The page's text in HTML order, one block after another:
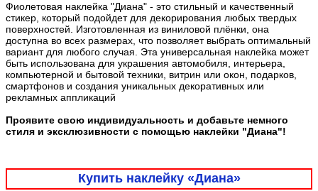
Фиолетовая наклейка "Диана" - это стильный и качественный
стикер, который подойдет для декорирования любых твердых
поверхностей. Изготовленная из виниловой плёнки, она
доступна во всех размерах, что позволяет выбрать оптимальный
вариант для любого случая. Эта универсальная наклейка может
быть использована для украшения автомобиля, интерьера,
компьютерной и бытовой техники, витрин или окон, подарков,
смартфонов и создания уникальных декоративных или
рекламных аппликаций
Проявите свою индивидуальность и добавьте немного
стиля и эксклюзивности с помощью наклейки "Диана"!
Купить наклейку «Диана»